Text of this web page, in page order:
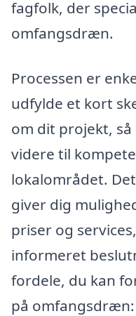
fagfolk, der
omfangsdræn.
Processen er
udfylde et kort
om dit projekt,
videre til
lokalområdet.
giver dig
priser og
informeret
fordele, du kan
på omfangsdræn: